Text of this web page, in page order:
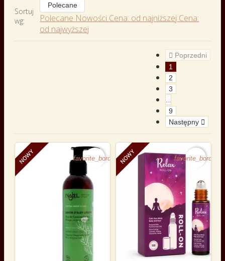
Sortuj
wg:
Polecane
Polecane Nowości Cena: od najniższej Cena:
od najwyższej
 Poprzedni
1
2
3
…
9
Następny 
NOWY favorite_borderNOWY favorite_border